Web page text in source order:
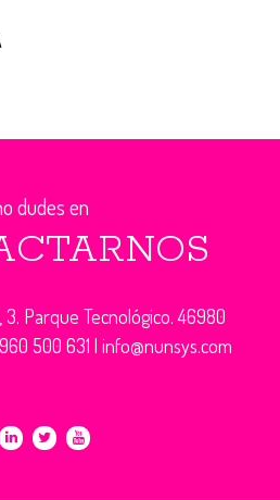
dudes en
3. Parque Tecnológico. 46980
960 500 631 | info@nunsys.com